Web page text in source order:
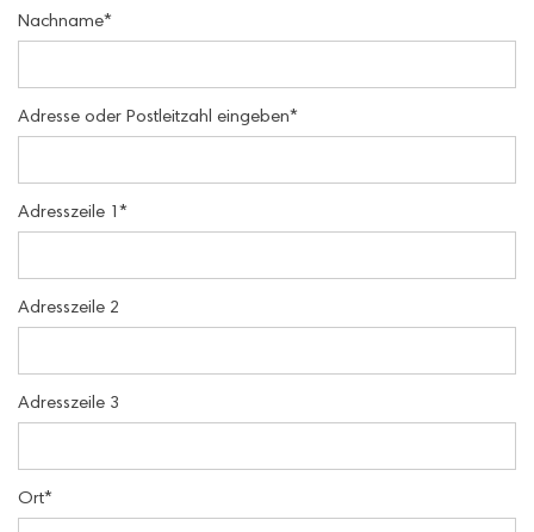
Nachname*
Adresse oder Postleitzahl eingeben*
Adresszeile 1 *
Adresszeile 2
Adresszeile 3
Ort*